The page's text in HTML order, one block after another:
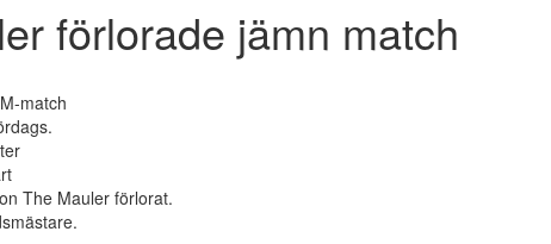
förlorade jämn match
match
The Mauler förlorat.